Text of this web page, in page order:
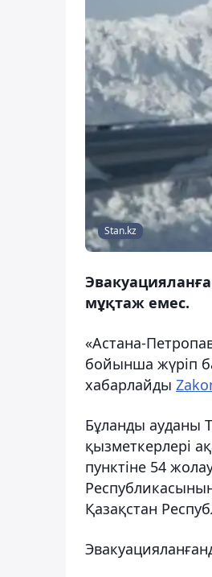
Stan.kz
мұқтаж емес.
«Астана-
бойынша жүріп
хабарлайды
Бұланды ауданы
қызметкерлері
пунктіне 54
Қазақстан